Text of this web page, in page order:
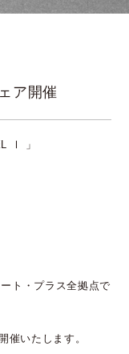
ア開催
Ⅰ 」
ト・プラス全拠点で
いたします。